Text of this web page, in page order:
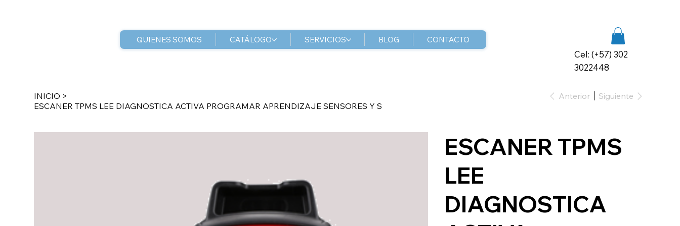
QUIENES SOMOS CATÁLOGO SERVICIOS BLOG CONTACTO
Cel: (+57) 302
3022448
INICIO >
ESCANER TPMS LEE DIAGNOSTICA ACTIVA PROGRAMAR APRENDIZAJE SENSORES Y S
Anterior Siguiente
ESCANER TPMS
LEE
DIAGNOSTICA